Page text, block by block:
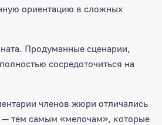
ориентацию в сложных
Продуманные сценарии,
сосредоточиться на
членов жюри отличались
— тем самым «мелочам», которые